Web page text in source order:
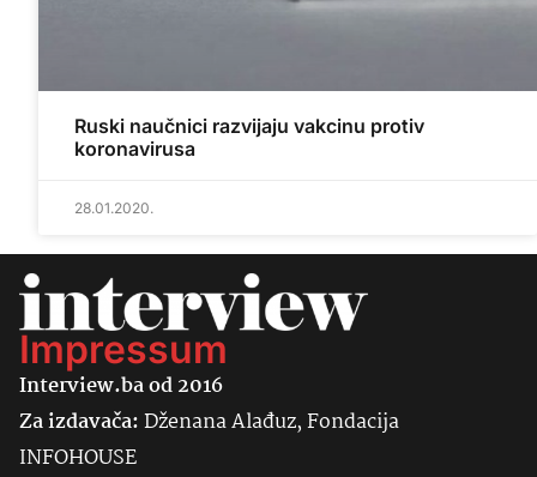
Ruski naučnici razvijaju vakcinu protiv
koronavirusa
28.01.2020.
Impressum
Interview.ba od 2016
Za izdavača:Dženana Alađuz, Fondacija
INFOHOUSE